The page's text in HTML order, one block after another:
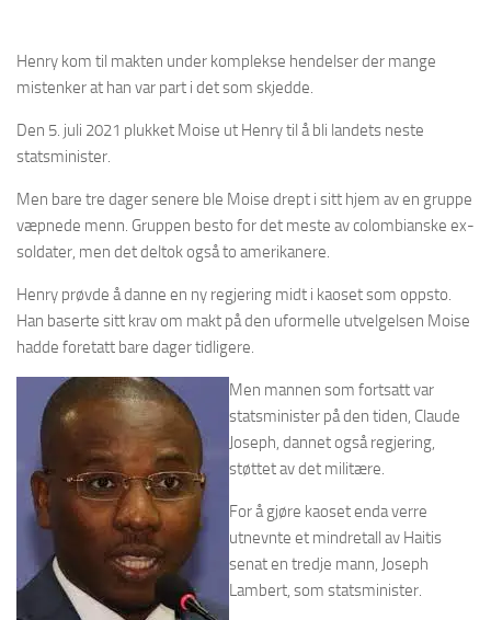
Henry kom til makten under komplekse hendelser der mange
mistenker at han var part i det som skjedde.
Den 5. juli 2021 plukket Moise ut Henry til å bli landets neste
statsminister.
Men bare tre dager senere ble Moise drept i sitt hjem av en gruppe
væpnede menn. Gruppen besto for det meste av colombianske ex-
soldater, men det deltok også to amerikanere.
Henry prøvde å danne en ny regjering midt i kaoset som oppsto.
Han baserte sitt krav om makt på den uformelle utvelgelsen Moise
hadde foretatt bare dager tidligere.
Men mannen som fortsatt var
statsminister på den tiden, Claude
Joseph, dannet også regjering,
støttet av det militære.
For å gjøre kaoset enda verre
utnevnte et mindretall av Haitis
senat en tredje mann, Joseph
Lambert, som statsminister.